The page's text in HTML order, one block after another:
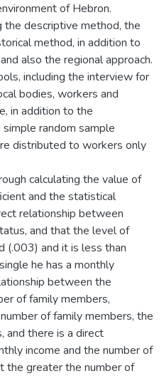
of Hebron.
the descriptive method, the
method, in addition to
also the regional approach.
including the interview for
bodies, workers and
in addition to the
random sample
distributed to workers only
calculating the value of
and the statistical
relationship between
and that the level of
(.003) and it is less than
he has a monthly
between the
of family members,
of family members, the
and there is a direct
income and the number of
the greater the number of